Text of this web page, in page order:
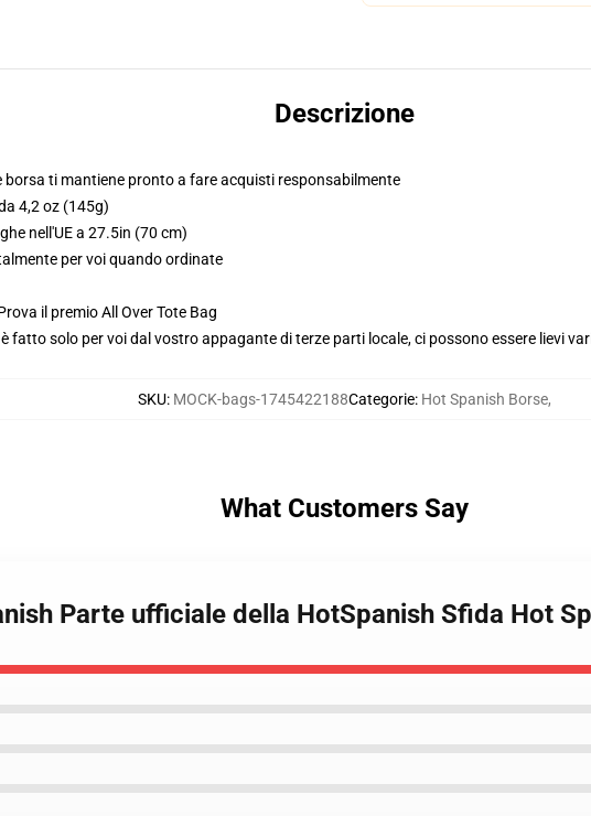
Descrizione
borsa ti mantiene pronto a fare acquisti responsabilmente
4,2 oz (145g)
nell'UE a 27.5in (70 cm)
per voi quando ordinate
il premio All Over Tote Bag
fatto solo per voi dal vostro appagante di terze parti locale, ci possono essere lievi
SKU: MOCK-bags-1745422188Categorie: Hot Spanish Borse,
What Customers Say
Parte ufficiale della HotSpanish Sfida Hot